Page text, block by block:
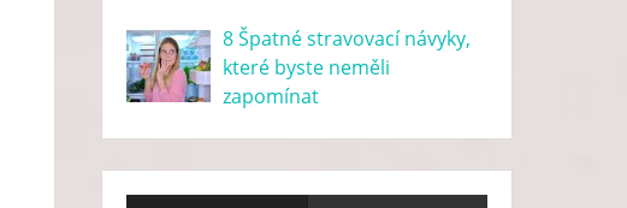
8 Špatné stravovací návyky,
které byste neměli
zapomínat